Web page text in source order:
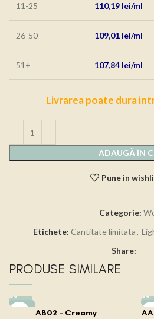
11-25 110,19 lei
26-50 109,01 lei
51+ 107,84 lei
Livrarea poate dura
ADAUGĂ ÎN
Pune in
Categorie:
Etichete: Cantitate limitata,
Share:
PRODUSE SIMILARE
-15% AB02 – Creamy -